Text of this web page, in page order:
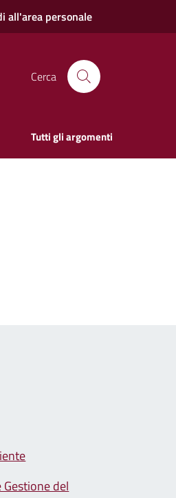
all'area personale
Cerca
Tutti gli argomenti
del